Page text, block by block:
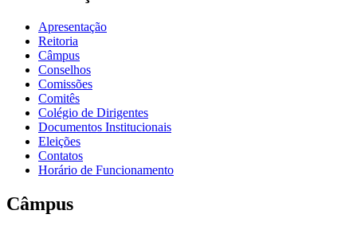
Apresentação
Reitoria
Câmpus
Conselhos
Comissões
Comitês
Colégio de Dirigentes
Documentos Institucionais
Eleições
Contatos
Horário de Funcionamento
Câmpus